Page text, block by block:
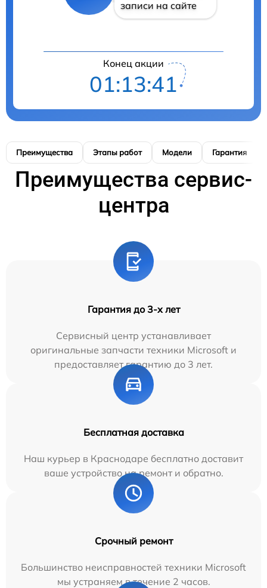
записи на сайте
Конец акции
01:13:40
Преимущества Этапы работ Модели Гарантия
Преимущества сервис-
центра
Гарантия до 3-х лет
Сервисный центр устанавливает
оригинальные запчасти техники Microsoft и
предоставляет гарантию до 3 лет.
Бесплатная доставка
Наш курьер в Краснодаре бесплатно доставит
ваше устройство на ремонт и обратно.
Срочный ремонт
Большинство неисправностей техники Microsoft
мы устраняем в течение 2 часов.